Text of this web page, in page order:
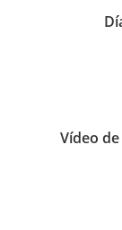
Vídeo de